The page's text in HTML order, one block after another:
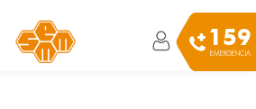
159
EMERGENCIA